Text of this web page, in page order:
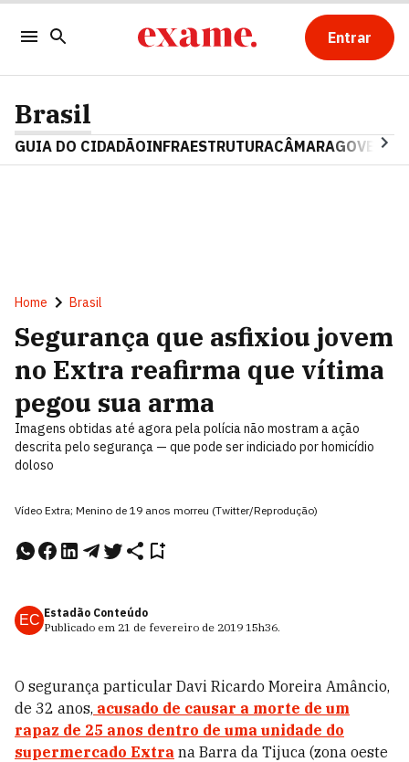
Entrar
Brasil
GUIA DO CIDADÃOINFRAESTRUTURACÂMARAGOVERNO
Home Brasil
Segurança que asfixiou jovem
no Extra reafirma que vítima
pegou sua arma
Imagens obtidas até agora pela polícia não mostram a ação
descrita pelo segurança — que pode ser indiciado por homicídio
doloso
Vídeo Extra; Menino de 19 anos morreu (Twitter/Reprodução)
EC Estadão Conteúdo
Publicado em 21 de fevereiro de 2019 15h36.
O segurança particular Davi Ricardo Moreira Amâncio,
de 32 anos, acusado de causar a morte de um
rapaz de 25 anos dentro de uma unidade do
supermercado Extra na Barra da Tijuca (zona oeste